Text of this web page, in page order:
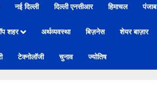
नई दिल्ली दिल्ली एनसीआर हिमाचल पंजाब
शहर अर्थव्यवस्था बिज़नेस शेयर बाज़ार
टेक्नोलॉजी चुनाव ज्योतिष